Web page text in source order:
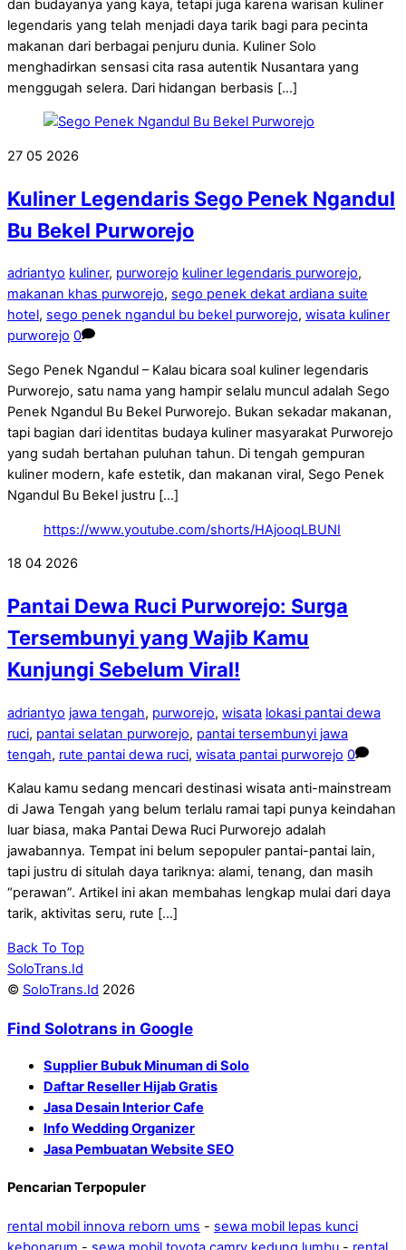
dan budayanya yang kaya, tetapi juga karena warisan kuliner
legendaris yang telah menjadi daya tarik bagi para pecinta
makanan dari berbagai penjuru dunia. Kuliner Solo
menghadirkan sensasi cita rasa autentik Nusantara yang
menggugah selera. Dari hidangan berbasis […]
27 05 2026
Kuliner Legendaris Sego Penek Ngandul
Bu Bekel Purworejo
adriantyo kuliner, purworejo kuliner legendaris purworejo,
makanan khas purworejo, sego penek dekat ardiana suite
hotel, sego penek ngandul bu bekel purworejo, wisata kuliner
purworejo 0
Sego Penek Ngandul – Kalau bicara soal kuliner legendaris
Purworejo, satu nama yang hampir selalu muncul adalah Sego
Penek Ngandul Bu Bekel Purworejo. Bukan sekadar makanan,
tapi bagian dari identitas budaya kuliner masyarakat Purworejo
yang sudah bertahan puluhan tahun. Di tengah gempuran
kuliner modern, kafe estetik, dan makanan viral, Sego Penek
Ngandul Bu Bekel justru […]
https://www.youtube.com/shorts/HAjooqLBUNI
18 04 2026
Pantai Dewa Ruci Purworejo: Surga
Tersembunyi yang Wajib Kamu
Kunjungi Sebelum Viral!
adriantyo jawa tengah, purworejo, wisata lokasi pantai dewa
ruci, pantai selatan purworejo, pantai tersembunyi jawa
tengah, rute pantai dewa ruci, wisata pantai purworejo 0
Kalau kamu sedang mencari destinasi wisata anti-mainstream
di Jawa Tengah yang belum terlalu ramai tapi punya keindahan
luar biasa, maka Pantai Dewa Ruci Purworejo adalah
jawabannya. Tempat ini belum sepopuler pantai-pantai lain,
tapi justru di situlah daya tariknya: alami, tenang, dan masih
“perawan”. Artikel ini akan membahas lengkap mulai dari daya
tarik, aktivitas seru, rute […]
Back To Top
SoloTrans.Id
© SoloTrans.Id 2026
Find Solotrans in Google
Supplier Bubuk Minuman di Solo
Daftar Reseller Hijab Gratis
Jasa Desain Interior Cafe
Info Wedding Organizer
Jasa Pembuatan Website SEO
Pencarian Terpopuler
rental mobil innova reborn ums - sewa mobil lepas kunci